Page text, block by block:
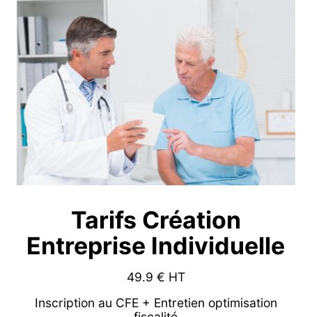
Tarifs Création
Entreprise Individuelle
49.9 € HT
Inscription au CFE + Entretien optimisation